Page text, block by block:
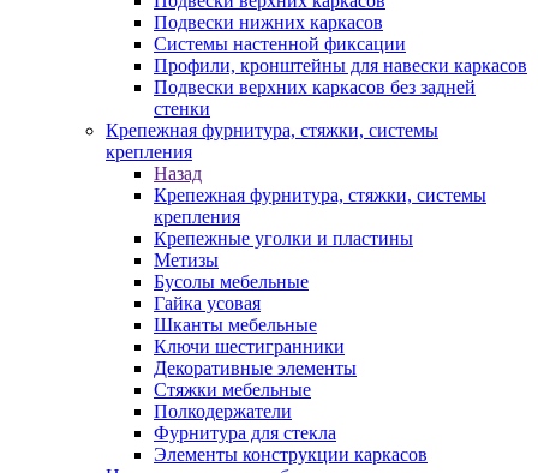
Подвески нижних каркасов
Системы настенной фиксации
Профили, кронштейны для навески каркасов
Подвески верхних каркасов без задней
стенки
Крепежная фурнитура, стяжки, системы
крепления
Назад
Крепежная фурнитура, стяжки, системы
крепления
Крепежные уголки и пластины
Метизы
Бусолы мебельные
Гайка усовая
Шканты мебельные
Ключи шестигранники
Декоративные элементы
Стяжки мебельные
Полкодержатели
Фурнитура для стекла
Элементы конструкции каркасов